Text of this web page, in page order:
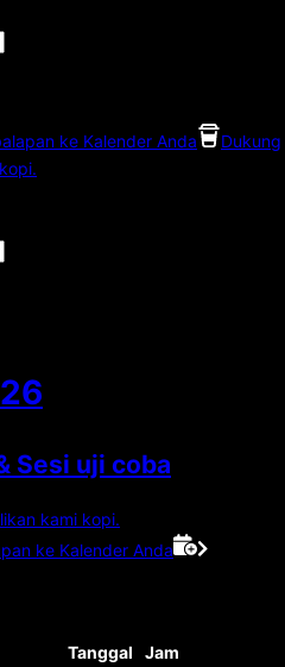
ke Kalender Anda
Dukung
Sesi uji coba
kami kopi.
ke Kalender Anda
Tanggal
Jam